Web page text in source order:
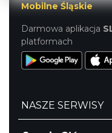
Mobilne Śląskie
Darmowa aplikacja
platformach
NASZE SERWISY